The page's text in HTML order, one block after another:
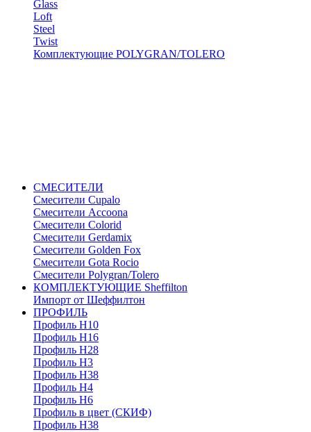
Glass
Loft
Steel
Twist
Комплектующие POLYGRAN/TOLERO
СМЕСИТЕЛИ
Cмесители Cupalo
Смесители Accoona
Смесители Colorid
Смесители Gerdamix
Смесители Golden Fox
Смесители Gota Rocio
Смесители Polygran/Tolero
КОМПЛЕКТУЮЩИЕ Sheffilton
Импорт от Шеффилтон
ПРОФИЛЬ
Профиль H10
Профиль H16
Профиль H28
Профиль H3
Профиль H38
Профиль H4
Профиль H6
Профиль в цвет (СКИФ)
Профиль H38